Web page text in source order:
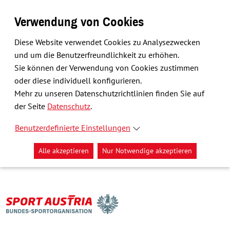
Verwendung von Cookies
Diese Website verwendet Cookies zu Analysezwecken
und um die Benutzerfreundlichkeit zu erhöhen.
Sie können der Verwendung von Cookies zustimmen
oder diese individuell konfigurieren.
Mehr zu unseren Datenschutzrichtlinien finden Sie auf
der Seite Datenschutz.
Benutzerdefinierte Einstellungen
Alle akzeptieren Nur Notwendige akzeptieren